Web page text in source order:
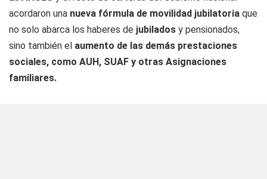
acordaron una nueva fórmula de movilidad jubilatoria que
no solo abarca los haberes de jubilados y pensionados,
sino también el aumento de las demás prestaciones
sociales, como AUH, SUAF y otras Asignaciones
familiares.